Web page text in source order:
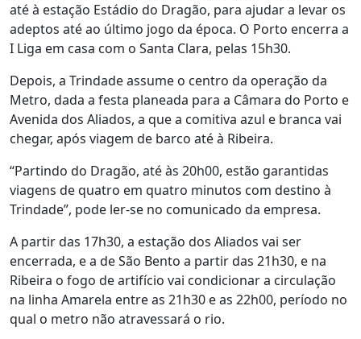
até à estação Estádio do Dragão, para ajudar a levar os
adeptos até ao último jogo da época. O Porto encerra a
I Liga em casa com o Santa Clara, pelas 15h30.
Depois, a Trindade assume o centro da operação da
Metro, dada a festa planeada para a Câmara do Porto e
Avenida dos Aliados, a que a comitiva azul e branca vai
chegar, após viagem de barco até à Ribeira.
“Partindo do Dragão, até às 20h00, estão garantidas
viagens de quatro em quatro minutos com destino à
Trindade”, pode ler-se no comunicado da empresa.
A partir das 17h30, a estação dos Aliados vai ser
encerrada, e a de São Bento a partir das 21h30, e na
Ribeira o fogo de artifício vai condicionar a circulação
na linha Amarela entre as 21h30 e as 22h00, período no
qual o metro não atravessará o rio.